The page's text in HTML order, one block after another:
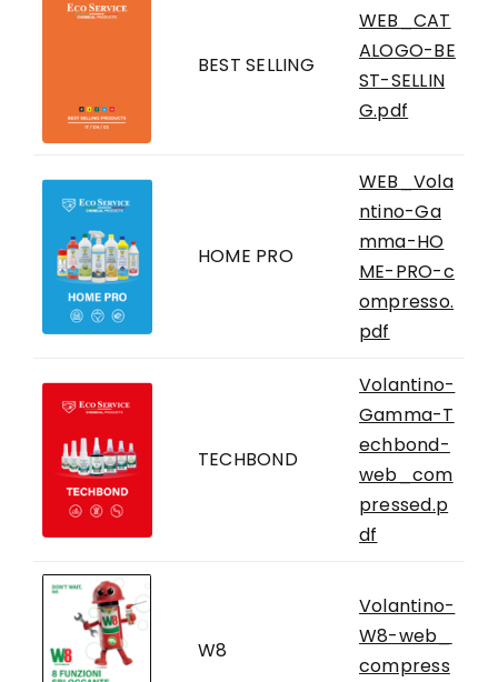
BEST SELLING
WEB_CAT
ALOGO-BE
ST-SELLIN
G.pdf
HOME PRO
WEB_Vola
ntino-Ga
mma-HO
ME-PRO-c
ompresso.
pdf
TECHBOND
Volantino-
Gamma-T
echbond-
web_com
pressed.p
df
W8
Volantino-
W8-web_
compress